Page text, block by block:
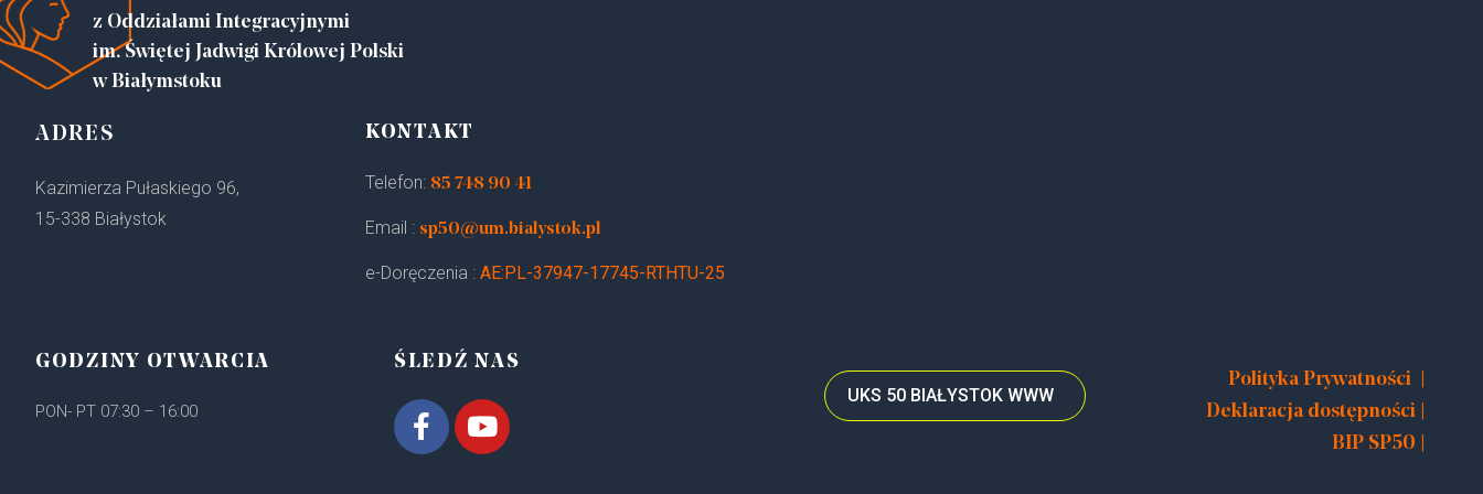
z Oddziałami Integracyjnymi
im. Świętej Jadwigi Królowej Polski
w Białymstoku
ADRES
Kazimierza Pułaskiego 96,
15-338 Białystok
KONTAKT
Telefon: 85 748 90 41
Email : sp50@um.bialystok.pl
e-Doręczenia : AE:PL-37947-17745-RTHTU-25
GODZINY OTWARCIA
PON- PT 07:30 – 16:00
ŚLEDŹ NAS
UKS 50 BIAŁYSTOK WWW
Polityka Prywatności |
Deklaracja dostępności |
BIP SP50 |